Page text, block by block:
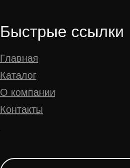
Быстрые ссылки
Главная
Каталог
О компании
Контакты